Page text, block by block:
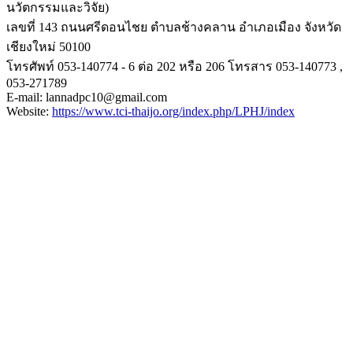
นวัตกรรมและวิจัย)
เลขที่ 143 ถนนศรีดอนไชย ตำบลช้างคลาน อำเภอเมือง จังหวัด
เชียงใหม่ 50100
โทรศัพท์ 053-140774 - 6 ต่อ 202 หรือ 206 โทรสาร 053-140773 ,
053-271789
E-mail: lannadpc10@gmail.com
Website: https://www.tci-thaijo.org/index.php/LPHJ/index